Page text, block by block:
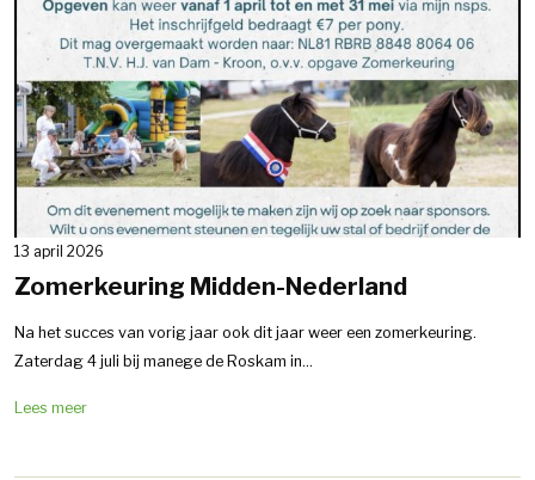
13 april 2026
Zomerkeuring Midden-Nederland
Na het succes van vorig jaar ook dit jaar weer een zomerkeuring.
Zaterdag 4 juli bij manege de Roskam in...
Lees meer